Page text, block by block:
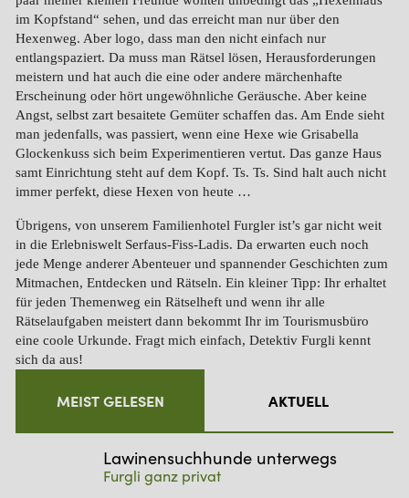
im Kopfstand“ sehen, und das erreicht man nur über den
Hexenweg. Aber logo, dass man den nicht einfach nur
entlangspaziert. Da muss man Rätsel lösen, Herausforderungen
meistern und hat auch die eine oder andere märchenhafte
Erscheinung oder hört ungewöhnliche Geräusche. Aber keine
Angst, selbst zart besaitete Gemüter schaffen das. Am Ende sieht
man jedenfalls, was passiert, wenn eine Hexe wie Grisabella
Glockenkuss sich beim Experimentieren vertut. Das ganze Haus
samt Einrichtung steht auf dem Kopf. Ts. Ts. Sind halt auch nicht
immer perfekt, diese Hexen von heute …
Übrigens, von unserem Familienhotel Furgler ist’s gar nicht weit
in die Erlebniswelt Serfaus-Fiss-Ladis. Da erwarten euch noch
jede Menge anderer Abenteuer und spannender Geschichten zum
Mitmachen, Entdecken und Rätseln. Ein kleiner Tipp: Ihr erhaltet
für jeden Themenweg ein Rätselheft und wenn ihr alle
Rätselaufgaben meistert dann bekommt Ihr im Tourismusbüro
eine coole Urkunde. Fragt mich einfach, Detektiv Furgli kennt
sich da aus!
MEIST GELESEN AKTUELL
Lawinensuchhunde unterwegs
Furgli ganz privat